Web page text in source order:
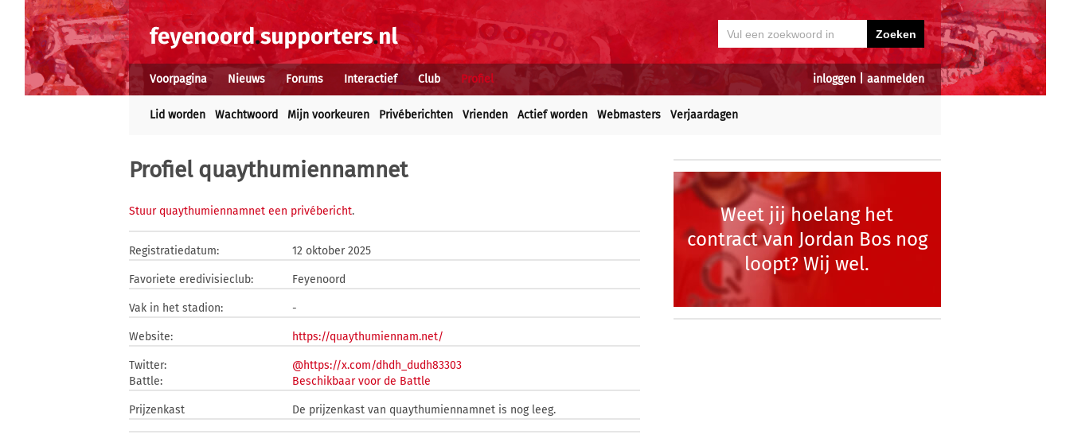
inloggen aanmelden
Voorpagina Nieuws Forums Interactief Club Profiel
Lid worden Wachtwoord Mijn voorkeuren Privéberichten Vrienden Actief worden Webmasters Verjaardagen
Profiel quaythumiennamnet
Stuur quaythumiennamnet een privébericht.
Registratiedatum: 12 oktober 2025
Favoriete eredivisieclub: Feyenoord
Vak in het stadion: -
Website: https://quaythumiennam.net/
Twitter:
@https://x.com/dhdh_dudh83303
Battle:
Beschikbaar voor de Battle
Prijzenkast De prijzenkast van quaythumiennamnet is nog leeg.
Weet jij hoelang het
contract van Jordan Bos nog
loopt? Wij wel.